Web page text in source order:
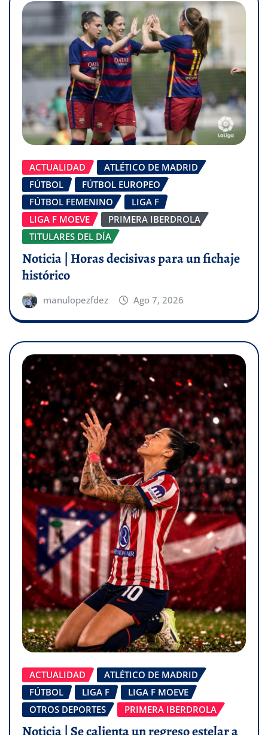
ACTUALIDAD
ATLÉTICO DE MADRID
FÚTBOL
FÚTBOL EUROPEO
FÚTBOL FEMENINO
LIGA F
LIGA F MOEVE
PRIMERA IBERDROLA
TITULARES DEL DÍA
Noticia | Horas decisivas para un fichaje
histórico
manulopezfdez Ago 7, 2026
ACTUALIDAD
ATLÉTICO DE MADRID
FÚTBOL
LIGA F
LIGA F MOEVE
OTROS DEPORTES
PRIMERA IBERDROLA
Noticia | Se calienta un regreso estelar a